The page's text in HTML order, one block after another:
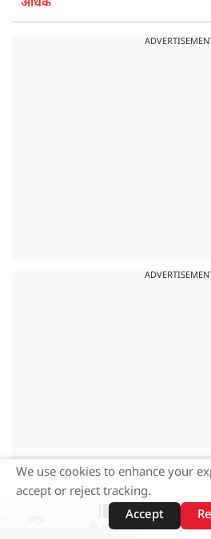
अधिक
वेब स्टोरीज़
We use cookies to enhance your
accept or reject tracking.
Accept